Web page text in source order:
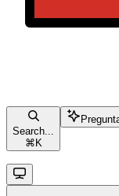
Search...
⌘ K